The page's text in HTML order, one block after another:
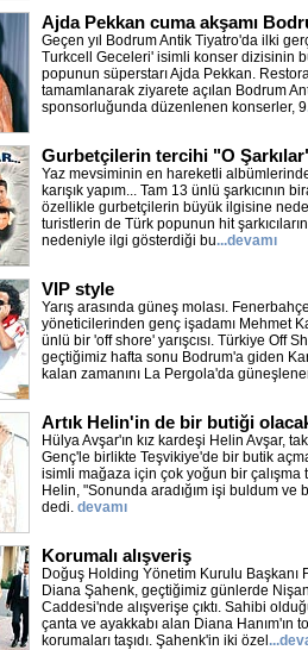
Ajda Pekkan cuma akşamı
Geçen yıl Bodrum Antik Tiyatro'da ilki
Turkcell Geceleri' isimli konser dizisinin
popunun süperstarı Ajda Pekkan.
tamamlanarak ziyarete açılan Bodrum
sponsorluğunda düzenlenen konserler, 9
Gurbetçilerin tercihi "O
Yaz mevsiminin en hareketli
karışık yapım... Tam 13 ünlü şarkıcının
özellikle gurbetçilerin büyük ilgisine
turistlerin de Türk popunun hit
nedeniyle ilgi gösterdiği bu...devamı
VIP style
Yarış arasında güneş molası.
yöneticilerinden genç işadamı Mehmet
ünlü bir 'off shore' yarışcısı. Türkiye Off
geçtiğimiz hafta sonu Bodrum'a giden
kalan zamanını La Pergola'da
Artık Helin'in de bir butiği
Hülya Avşar'ın kız kardeşi Helin Avşar,
Genç'le birlikte Teşvikiye'de bir butik
isimli mağaza için çok yoğun bir çalışma
Helin, "Sonunda aradığım işi buldum ve
dedi. devamı
Korumalı alışveriş
Doğuş Holding Yönetim Kurulu Başkanı
Diana Şahenk, geçtiğimiz günlerde
Caddesi'nde alışverişe çıktı. Sahibi
çanta ve ayakkabı alan Diana Hanım'ın
korumaları taşıdı. Şahenk'in iki özel